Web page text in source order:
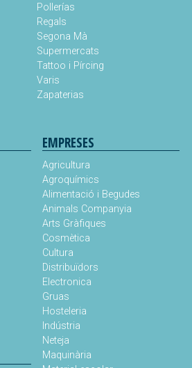
Pollerías
Regals
Segona Mà
Supermercats
Tattoo i Pírcing
Varis
Zapaterias
EMPRESES
Agricultura
Agroquímics
Alimentació i Begudes
Animals Companyia
Arts Gràfiques
Cosmètica
Cultura
Distribuïdors
Electronica
Gruas
Hosteleria
Indústria
Neteja
Maquinària